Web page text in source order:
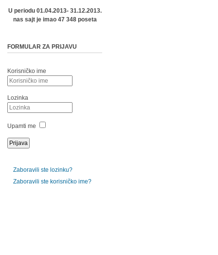
U periodu 01.04.2013- 31.12.2013.
nas sajt je imao 47 348 poseta
FORMULAR ZA PRIJAVU
Korisničko ime
Lozinka
Upamti me
Zaboravili ste lozinku?
Zaboravili ste korisničko ime?